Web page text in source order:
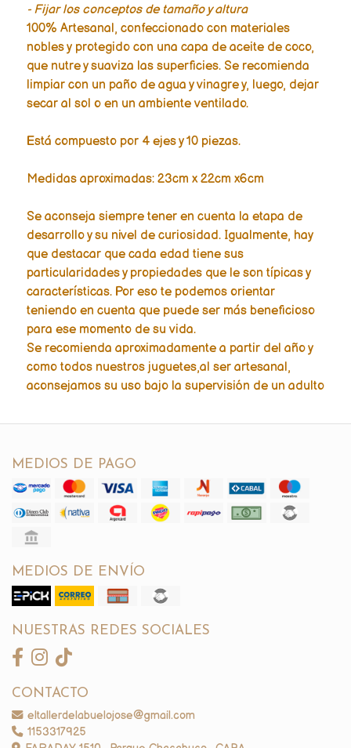
- Fijar los conceptos de tamaño y altura
100% Artesanal, confeccionado con materiales
nobles y protegido con una capa de aceite de coco,
que nutre y suaviza las superficies. Se recomienda
limpiar con un paño de agua y vinagre y, luego, dejar
secar al sol o en un ambiente ventilado.
Está compuesto por 4 ejes y 10 piezas.
Medidas aproximadas: 23cm x 22cm x6cm
Se aconseja siempre tener en cuenta la etapa de
desarrollo y su nivel de curiosidad. Igualmente, hay
que destacar que cada edad tiene sus
particularidades y propiedades que le son típicas y
características. Por eso te podemos orientar
teniendo en cuenta que puede ser más beneficioso
para ese momento de su vida.
Se recomienda aproximadamente a partir del año y
como todos nuestros juguetes,al ser artesanal,
aconsejamos su uso bajo la supervisión de un adulto
MEDIOS DE PAGO
MEDIOS DE ENVÍO
NUESTRAS REDES SOCIALES
CONTACTO
eltallerdelabuelojose@gmail.com
1153317925